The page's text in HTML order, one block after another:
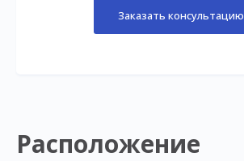
Заказать консультацию
Расположение